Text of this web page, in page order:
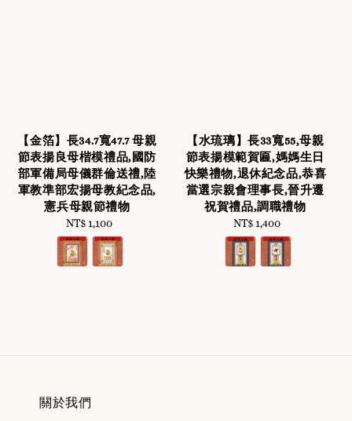
【金箔】長34.7寬47.7 母親
節表揚良母楷模禮品,國防
部軍備局母儀群倫送禮,陸
軍教準部宏揚母教紀念品,
憲兵母親節禮物
Regular
price
NT$ 1,100
【水琉璃】長33寬55,母親
節表揚模範賀匾,媽媽生日
快樂禮物,退休紀念品,恭喜
當選宗親會理事長,晉升遷
祝賀禮品,調職禮物
Regular
price
NT$ 1,400
關於我們